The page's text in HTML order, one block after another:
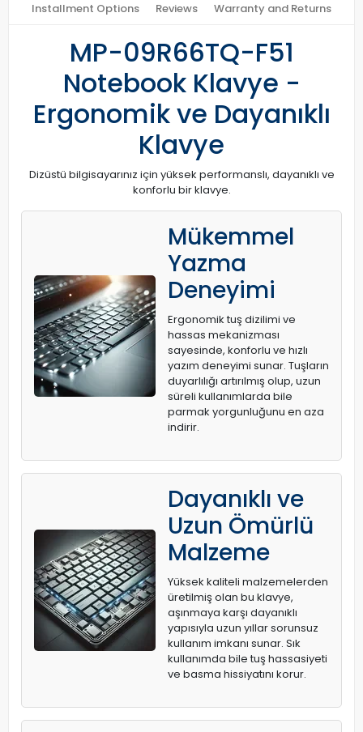
Installment Options Reviews Warranty and Returns
MP-09R66TQ-F51
Notebook Klavye -
Ergonomik ve Dayanıklı
Klavye
Dizüstü bilgisayarınız için yüksek performanslı, dayanıklı ve
konforlu bir klavye.
Mükemmel
Yazma
Deneyimi
Ergonomik tuş dizilimi ve
hassas mekanizması
sayesinde, konforlu ve hızlı
yazım deneyimi sunar. Tuşların
duyarlılığı artırılmış olup, uzun
süreli kullanımlarda bile
parmak yorgunluğunu en aza
indirir.
Dayanıklı ve
Uzun Ömürlü
Malzeme
Yüksek kaliteli malzemelerden
üretilmiş olan bu klavye,
aşınmaya karşı dayanıklı
yapısıyla uzun yıllar sorunsuz
kullanım imkanı sunar. Sık
kullanımda bile tuş hassasiyeti
ve basma hissiyatını korur.